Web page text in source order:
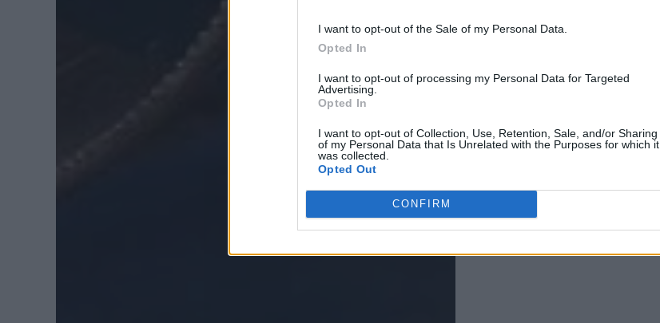
I want to opt-out of the Sale of my Personal Data.
Opted In
I want to opt-out of processing my Personal Data for Targeted
Advertising.
Opted In
I want to opt-out of Collection, Use, Retention, Sale, and/or Sharing
of my Personal Data that Is Unrelated with the Purposes for which it
was collected.
Opted Out
CONFIRM